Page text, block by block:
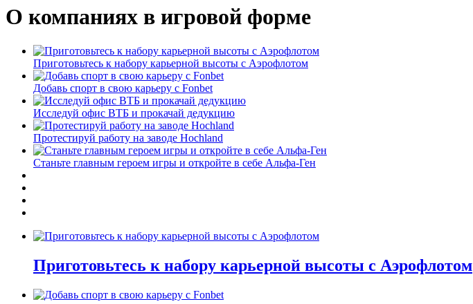
О компаниях в игровой форме
Приготовьтесь к набору карьерной высоты с Аэрофлотом
Добавь спорт в свою карьеру с Fonbet
Исследуй офис ВТБ и прокачай дедукцию
Протестируй работу на заводе Hochland
Станьте главным героем игры и откройте в себе Альфа-Ген
Приготовьтесь к набору карьерной высоты с Аэрофлотом